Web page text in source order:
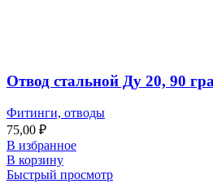
Отвод стальной Ду 20, 90
Фитинги, отводы
75,00 ₽
В избранное
В корзину
Быстрый просмотр